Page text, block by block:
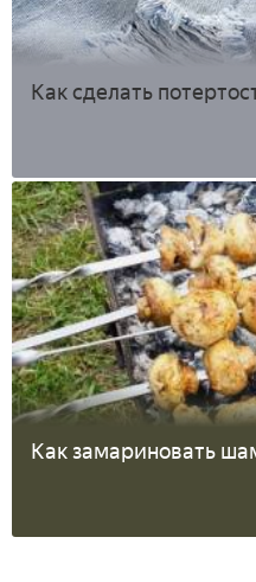
Как сделать
Как замариновать